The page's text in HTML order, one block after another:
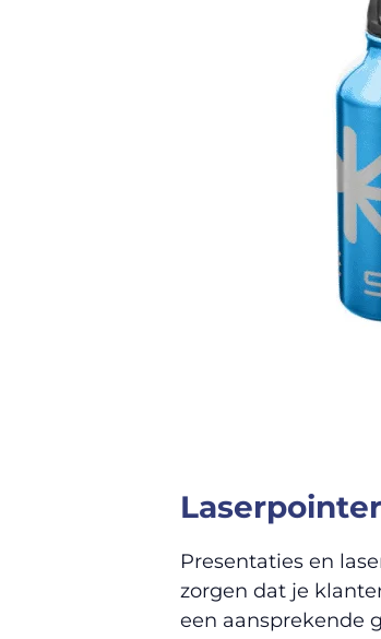
Laserpointer
Presentaties en
zorgen dat je
een aansprekende